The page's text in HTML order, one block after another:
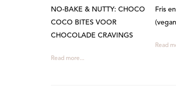
NO-BAKE & NUTTY: CHOCO
COCO BITES VOOR
CHOCOLADE CRAVINGS
Read more...
Fris
Read